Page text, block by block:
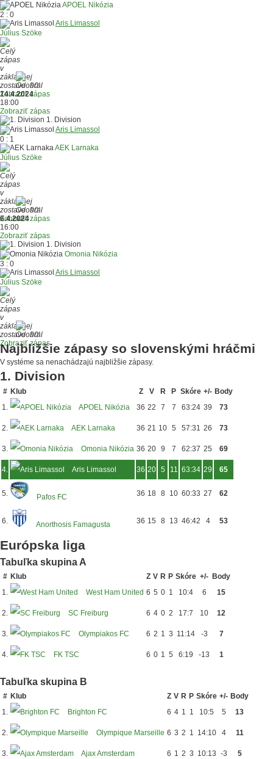
APOEL Nikózia
2 : 0
Aris Limassol
Július Szöke
90'
Zobraziť zápas
14.4.2024
18:00
Zobraziť zápas
1. Division
Aris Limassol
0 : 1
AEK Larnaka
Július Szöke
90'
Zobraziť zápas
6.4.2024
16:00
Zobraziť zápas
1. Division
Omonia Nikózia
3 : 0
Aris Limassol
Július Szöke
90'
Zobraziť zápas
Najbližšie zápasy so slovenskými hráčmi
V systéme sa nenachádzajú najbližšie zápasy.
1. Division
# Klub Z V R P Skóre +/- Body
1.
APOEL Nikózia 36 22 7 7 63:24 39 73
2. AEK Larnaka 36 21 10 5 57:31 26 73
3. Omonia Nikózia 36 20 9 7 62:37 25 69
4. Aris Limassol 36 20 5 11 63:34 29 65
5. Pafos FC 36 18 8 10 60:33 27 62
6. Anorthosis Famagusta 36 15 8 13 46:42 4 53
Európska liga
Tabuľka skupina A
# Klub Z V R P Skóre +/- Body
1.
West Ham United 6 5 0 1 10:4 6 15
2. SC Freiburg 6 4 0 2 17:7 10 12
3. Olympiakos FC 6 2 1 3 11:14 -3 7
4. FK TSC 6 0 1 5 6:19 -13 1
Tabuľka skupina B
# Klub Z V R P Skóre +/- Body
1.
Brighton FC 6 4 1 1 10:5 5 13
2. Olympique Marseille 6 3 2 1 14:10 4 11
3. Ajax Amsterdam 6 1 2 3 10:13 -3 5